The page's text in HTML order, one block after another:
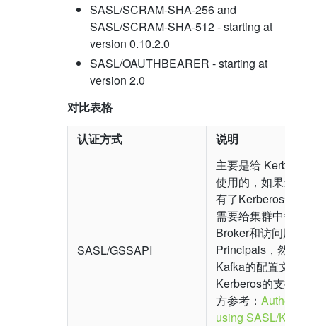
SASL/SCRAM-SHA-256 and
SASL/SCRAM-SHA-512 - starting at
version 0.10.2.0
SASL/OAUTHBEARER - starting at
version 2.0
对比表格
认证方式
说明
SASL/GSSAPI
主要是给 Kerberos
使用的，如果当前
有了Kerberos认证
需要给集群中每个
Broker和访问用户
Principals，然后在
Kafka的配置文件中
Kerberos的支持即
方参考：
using SASL/